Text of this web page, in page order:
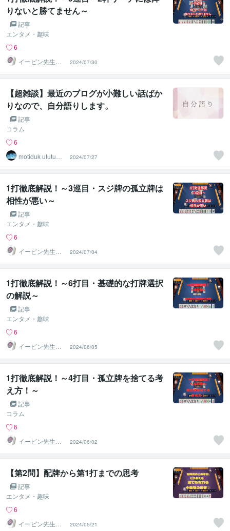
りないと勝てません～
記事
エンタメ・趣味
6
イーピン先生＠
麻雀段位検定保
持者
2024/07/30
【超雑談】最近のブログが小難しい話ばか
りなので、自分語りします。
記事
コラム
6
motiduk ututu
2024/07/27
1打徹底解説！～3巡目・スジ牌の孤立牌は
相性が悪い～
記事
エンタメ・趣味
6
イーピン先生＠
麻雀段位検定保
持者
2024/07/04
1打徹底解説！～6打目・基礎的な打牌選択
の解説～
記事
エンタメ・趣味
6
イーピン先生＠
麻雀段位検定保
持者
2024/06/05
1打徹底解説！～4打目・孤立牌を捨てる考
え方！～
記事
コラム
6
イーピン先生＠
麻雀段位検定保
持者
2024/06/02
【第2問】配牌から第1打までの思考
記事
エンタメ・趣味
6
イーピン先生＠
2024/05/21